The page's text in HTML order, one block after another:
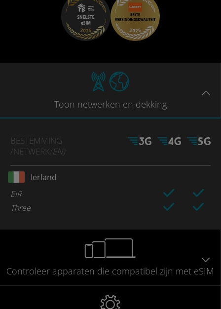
Toon netwerken en dekking
BESTEMMING
/NETWERK(EN)
Ierland
EIR
Three
Controleer apparaten die compatibel zijn met eSIM